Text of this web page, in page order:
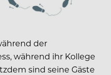
der
während ihr Kollege
sind seine Gäste